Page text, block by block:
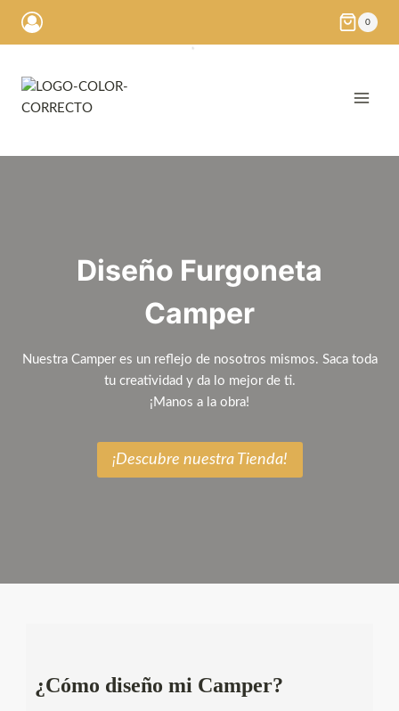
Saltar
0
Diseño Furgoneta
Camper
Nuestra Camper es un reflejo de nosotros mismos. Saca toda
tu creatividad y da lo mejor de ti.
¡Manos a la obra!
¡Descubre nuestra Tienda!
¿Cómo diseño mi Camper?